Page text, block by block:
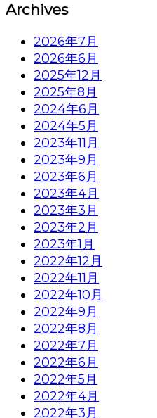
Archives
2026年7月
2026年6月
2025年12月
2025年8月
2024年6月
2024年5月
2023年11月
2023年9月
2023年6月
2023年4月
2023年3月
2023年2月
2023年1月
2022年12月
2022年11月
2022年10月
2022年9月
2022年8月
2022年7月
2022年6月
2022年5月
2022年4月
2022年3月